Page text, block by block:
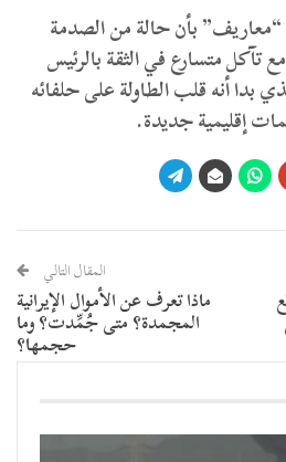
بأن حالة من الصدمة
تآكل متسارع في الثقة بالرئيس
بدا أنه قلب الطاولة على حلفائه
إقليمية جديدة.
المقال التالي
ماذا تعرف عن الأموال الإيرانية
المجمدة؟ متى جُمِّدت؟ وما
حجمها؟